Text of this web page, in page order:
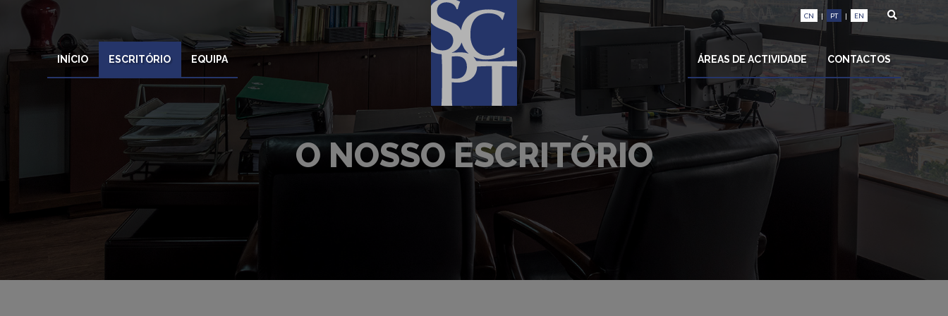
CN | PT | EN
INÍCIO ESCRITÓRIO EQUIPA ÁREAS DE ACTIVIDADE CONTACTOS
O NOSSO ESCRITÓRIO